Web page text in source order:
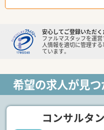
安心してご登録いただく
ファルマスタッフを運営
人情報を適切に管理す
ています。
希望の求人が見
コンサルタ